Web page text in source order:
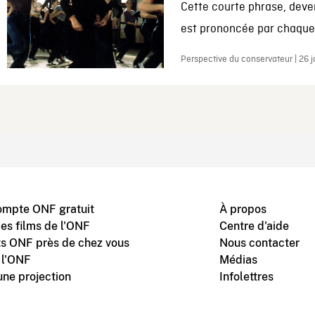
Cette courte phrase,
est prononcée par
Perspective du conservateur | 26
ONF gratuit
films de l'ONF
ONF près de chez vous
projection
À propos
Centre d'aide
Nous contacter
Médias
Infolettres